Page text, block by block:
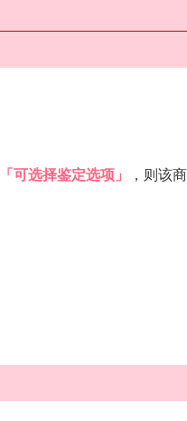
「可选择鉴定选项」
，则该